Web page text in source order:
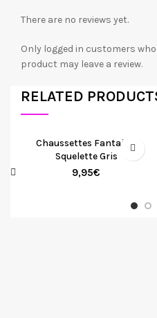
There are no reviews yet.
Only logged in customers
product may leave a review.
RELATED
Chaussettes Fantaisie
Squelette Gris
9,95€